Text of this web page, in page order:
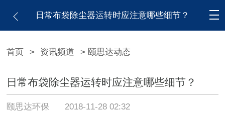
日常布袋除尘器运转时应注意哪些细节？
首页 > 资讯频道 > 颐思达动态
日常布袋除尘器运转时应注意哪些细节？
颐思达环保 2018-11-28 02:32